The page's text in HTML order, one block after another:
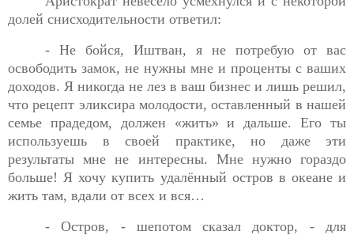
долей снисходительности ответил:
- Не бойся, Иштван, я не потребую от вас
освободить замок, не нужны мне и проценты с ваших
доходов. Я никогда не лез в ваш бизнес и лишь решил,
что рецепт эликсира молодости, оставленный в нашей
семье прадедом, должен «жить» и дальше. Его ты
используешь в своей практике, но даже эти
результаты мне не интересны. Мне нужно гораздо
больше! Я хочу купить удалённый остров в океане и
жить там, вдали от всех и вся…
- Остров, - шепотом сказал доктор, - для